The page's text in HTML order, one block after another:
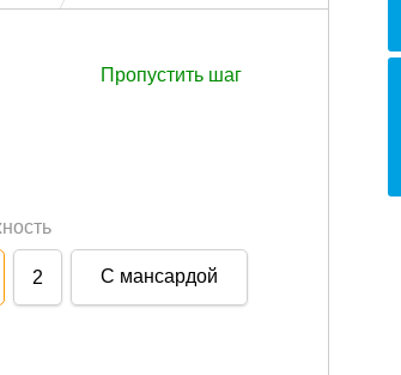
Пропустить шаг
2 С мансардой